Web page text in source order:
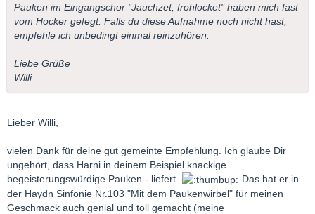
Pauken im Eingangschor "Jauchzet, frohlocket" haben mich fast
vom Hocker gefegt. Falls du diese Aufnahme noch nicht hast,
empfehle ich unbedingt einmal reinzuhören.
Liebe Grüße
Willi
Lieber Willi,
vielen Dank für deine gut gemeinte Empfehlung. Ich glaube Dir
ungehört, dass Harni in deinem Beispiel knackige
begeisterungswürdige Pauken - liefert.
Das hat er in
der Haydn Sinfonie Nr.103 "Mit dem Paukenwirbel" für meinen
Geschmack auch genial und toll gemacht (meine